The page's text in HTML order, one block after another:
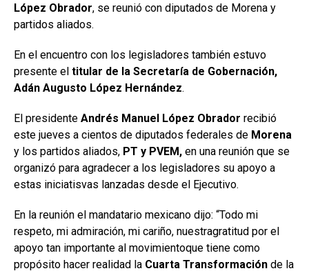
López Obrador, se reunió con diputados de Morena y
partidos aliados.
En el encuentro con los legisladores también estuvo
presente el titular de la Secretaría de Gobernación,
Adán Augusto López Hernández.
El presidente Andrés Manuel López Obrador recibió
este jueves a cientos de diputados federales de Morena
y los partidos aliados, PT y PVEM, en una reunión que se
organizó para agradecer a los legisladores su apoyo a
estas iniciatisvas lanzadas desde el Ejecutivo.
En la reunión el mandatario mexicano dijo: “Todo mi
respeto, mi admiración, mi cariño, nuestragratitud por el
apoyo tan importante al movimientoque tiene como
propósito hacer realidad la Cuarta Transformación de la